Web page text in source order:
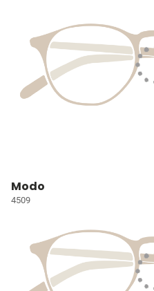
Modo
4509